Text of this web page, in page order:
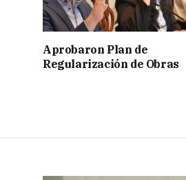
Aprobaron Plan de
Regularización de Obras